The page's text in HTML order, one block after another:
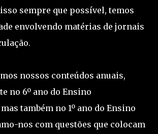
sempre que possível, temos
envolvendo matérias de jornais
nossos conteúdos anuais,
no 6º ano do Ensino
também no 1º ano do Ensino
nos com questões que colocam